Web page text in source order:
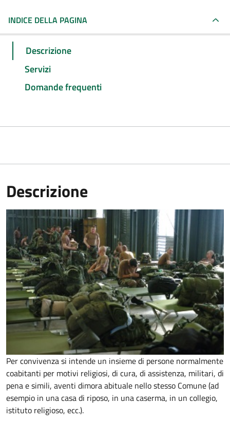
INDICE DELLA PAGINA
Descrizione
Servizi
Domande frequenti
Descrizione
Per convivenza si intende un insieme di persone normalmente
coabitanti per motivi religiosi, di cura, di assistenza, militari, di
pena e simili, aventi dimora abituale nello stesso Comune (ad
esempio in una casa di riposo, in una caserma, in un collegio,
istituto religioso, ecc.).